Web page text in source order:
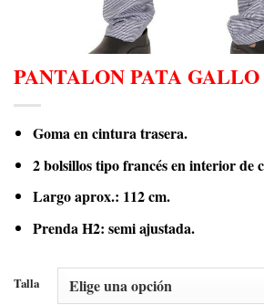
PANTALON PATA
Goma en cintura trasera.
2 bolsillos tipo francés en interior de
Largo aprox.: 112 cm.
Prenda H2: semi ajustada.
Talla